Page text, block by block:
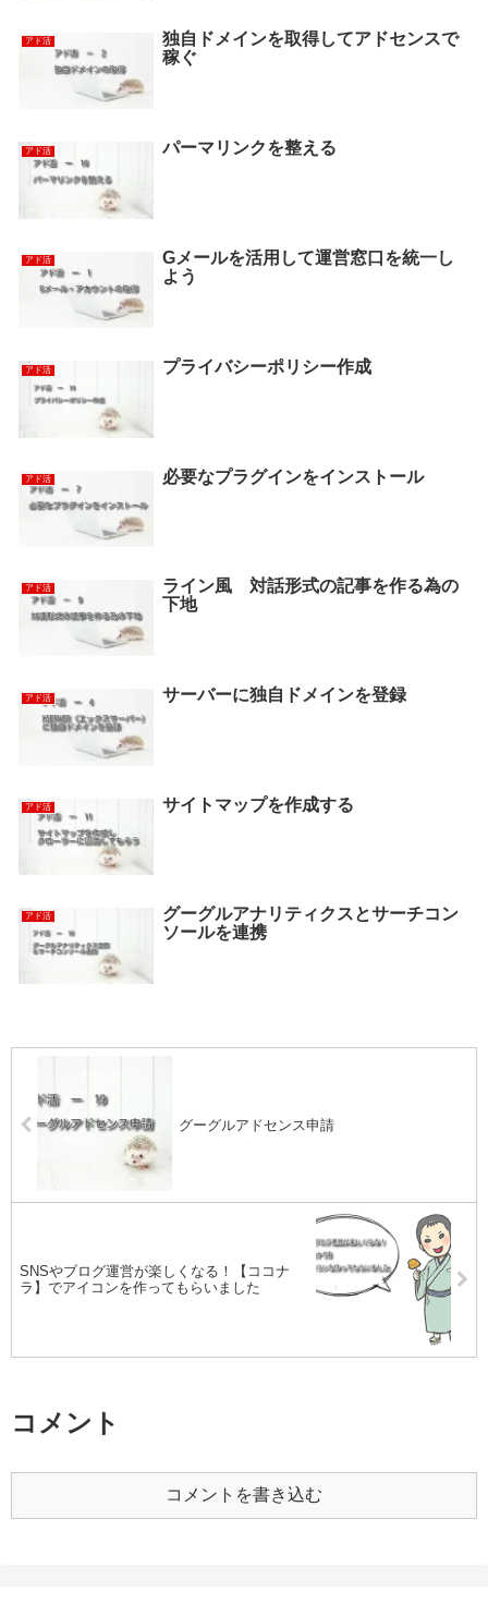
アド活
独自ドメインを取得してアドセンスで
稼ぐ
アド活 パーマリンクを整える
アド活
Gメールを活用して運営窓口を統一し
よう
アド活 プライバシーポリシー作成
アド活 必要なプラグインをインストール
アド活
ライン風 対話形式の記事を作る為の
下地
アド活 サーバーに独自ドメインを登録
アド活 サイトマップを作成する
アド活
グーグルアナリティクスとサーチコン
ソールを連携
グーグルアドセンス申請
SNSやブログ運営が楽しくなる！【ココナ
ラ】でアイコンを作ってもらいました
コメント
コメントを書き込む